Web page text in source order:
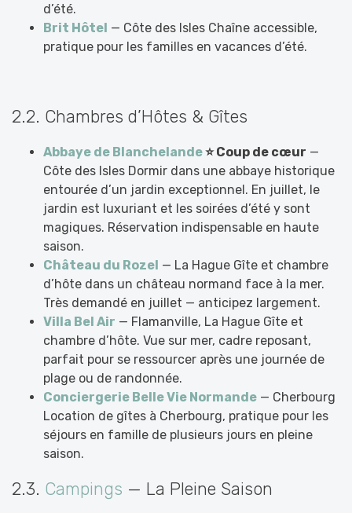
d’été.
Brit Hôtel — Côte des Isles Chaîne accessible,
pratique pour les familles en vacances d’été.
2.2. Chambres d’Hôtes & Gîtes
Abbaye de Blanchelande⭐ Coup de cœur —
Côte des Isles Dormir dans une abbaye historique
entourée d’un jardin exceptionnel. En juillet, le
jardin est luxuriant et les soirées d’été y sont
magiques. Réservation indispensable en haute
saison.
Château du Rozel — La Hague Gîte et chambre
d’hôte dans un château normand face à la mer.
Très demandé en juillet — anticipez largement.
Villa Bel Air — Flamanville, La Hague Gîte et
chambre d’hôte. Vue sur mer, cadre reposant,
parfait pour se ressourcer après une journée de
plage ou de randonnée.
Conciergerie Belle Vie Normande — Cherbourg
Location de gîtes à Cherbourg, pratique pour les
séjours en famille de plusieurs jours en pleine
saison.
2.3. Campings — La Pleine Saison